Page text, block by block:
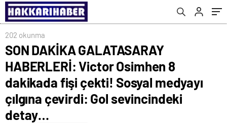
medyayı çılgına çevirdi: Gol sevincindeki
detay…
202 okunma
SON DAKİKA GALATASARAY
HABERLERİ: Victor Osimhen 8
dakikada fişi çekti! Sosyal medyayı
çılgına çevirdi: Gol sevincindeki
detay…
geliyor